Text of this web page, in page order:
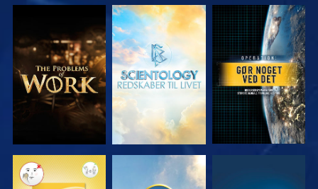
UDFORSK
SERIEN
UDFORSK
SERIEN
SE